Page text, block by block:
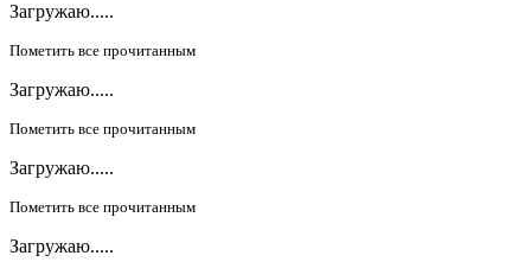
Загружаю.....
Пометить все прочитанным
Загружаю.....
Пометить все прочитанным
Загружаю.....
Пометить все прочитанным
Загружаю.....